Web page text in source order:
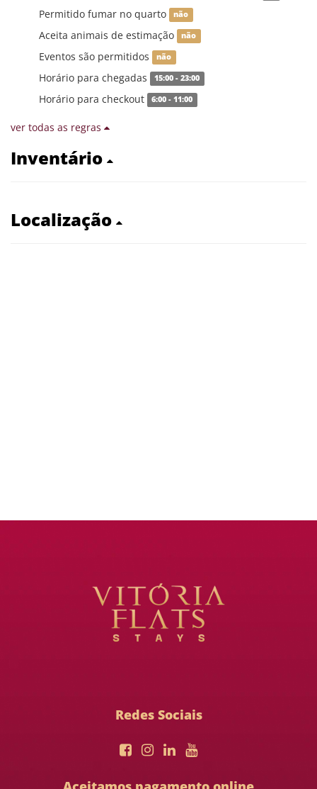
Permitido fumar no quarto não
Aceita animais de estimação não
Eventos são permitidos não
Horário para chegadas 15:00 - 23:00
Horário para checkout 6:00 - 11:00
ver todas as regras
Inventário
Localização
Redes Sociais